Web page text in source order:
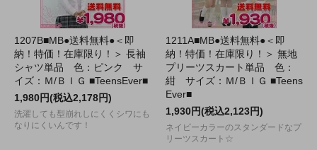
1207B■MB●送料無料●＜即
納！特価！在庫限り！＞ 長袖
シャツ単品 色：ピンク サ
イズ：Ｍ/ＢＩＧ ■TeensEver■
1,980円(税込2,178円)
洗濯しても型崩れしにくくシワにも
なりにくいんです！
1211A■MB●送料無料●＜即
納！特価！在庫限り！＞ 無地
プリーツスカート単品 色：
紺 サイズ：Ｍ/ＢＩＧ ■Teens
Ever■
1,930円(税込2,123円)
ネイビーカラーのスタンダードなプ
リーツスカート☆